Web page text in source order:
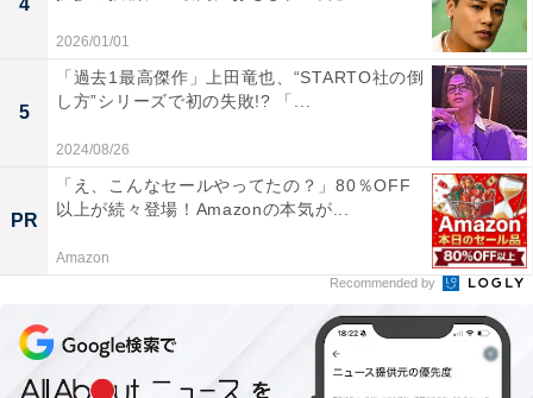
4
2026/01/01
5
「過去1最高傑作」上田竜也、“STARTO社の倒
し方”シリーズで初の失敗!? 「...
2024/08/26
PR
「え、こんなセールやってたの？」80％OFF
以上が続々登場！Amazonの本気が...
Amazon
Recommended by